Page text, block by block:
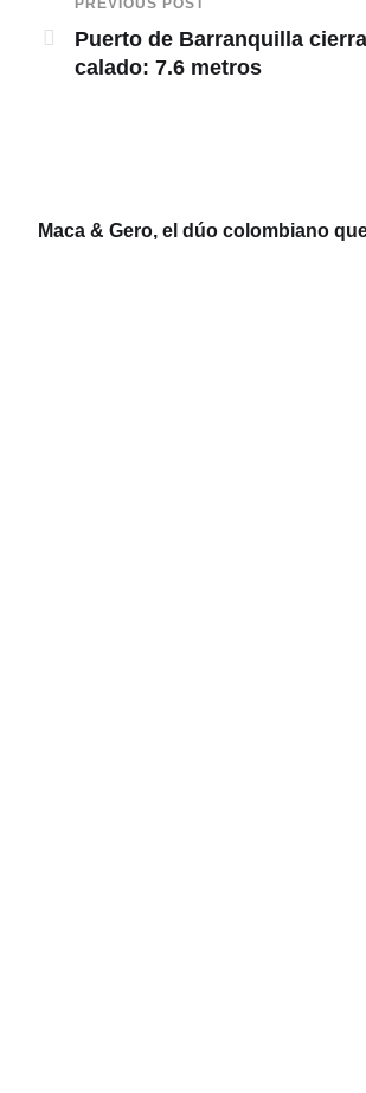
Puerto de Barranquilla
calado: 7.6 metros
Maca & Gero, el dúo colombiano